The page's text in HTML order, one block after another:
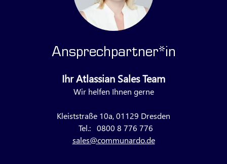
Ansprechpartner*in
Ihr Atlassian Sales Team
Wir helfen Ihnen gerne
Kleiststraße 10a, 01129 Dresden
Tel.: 0800 8 776 776
sales@communardo.de